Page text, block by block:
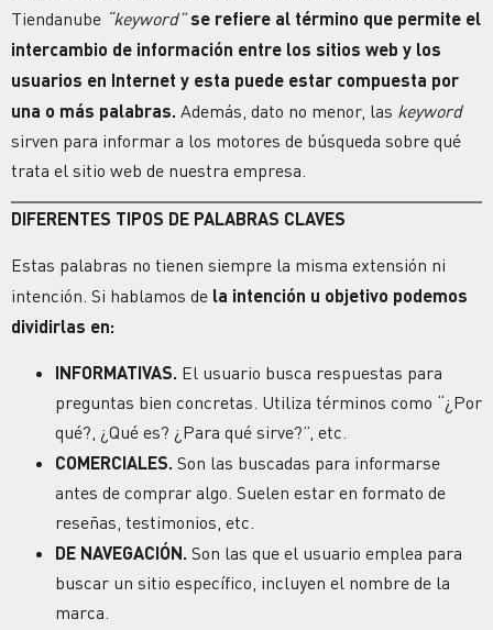
Tiendanube “keyword” se refiere al término que permite el
intercambio de información entre los sitios web y los
usuarios en Internet y esta puede estar compuesta por
una o más palabras. Además, dato no menor, las keyword
sirven para informar a los motores de búsqueda sobre qué
trata el sitio web de nuestra empresa.
DIFERENTES TIPOS DE PALABRAS CLAVES
Estas palabras no tienen siempre la misma extensión ni
intención. Si hablamos de la intención u objetivo podemos
dividirlas en:
INFORMATIVAS. El usuario busca respuestas para
preguntas bien concretas. Utiliza términos como “¿Por
qué?, ¿Qué es? ¿Para qué sirve?”, etc.
COMERCIALES. Son las buscadas para informarse
antes de comprar algo. Suelen estar en formato de
reseñas, testimonios, etc.
DE NAVEGACIÓN. Son las que el usuario emplea para
buscar un sitio específico, incluyen el nombre de la
marca.